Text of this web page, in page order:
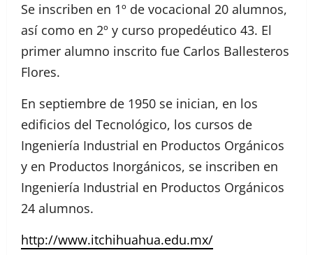
Se inscriben en 1º de vocacional 20 alumnos,
así como en 2º y curso propedéutico 43. El
primer alumno inscrito fue Carlos Ballesteros
Flores.
En septiembre de 1950 se inician, en los
edificios del Tecnológico, los cursos de
Ingeniería Industrial en Productos Orgánicos
y en Productos Inorgánicos, se inscriben en
Ingeniería Industrial en Productos Orgánicos
24 alumnos.
http://www.itchihuahua.edu.mx/